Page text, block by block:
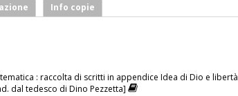
Info copie
: raccolta di scritti in appendice Idea di Dio e libertà
dal tedesco di Dino Pezzetta]